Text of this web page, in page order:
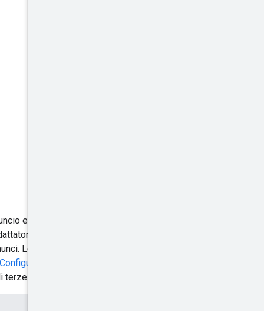
e sono associati a una
potrebbero anche
Le configurazioni possono
parti dell'adattatore.